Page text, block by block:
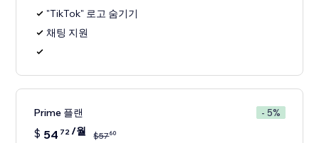
"TikTok" 로고 숨기기
채팅 지원
Prime 플랜 - 5%
$ 54 72/월 $5760